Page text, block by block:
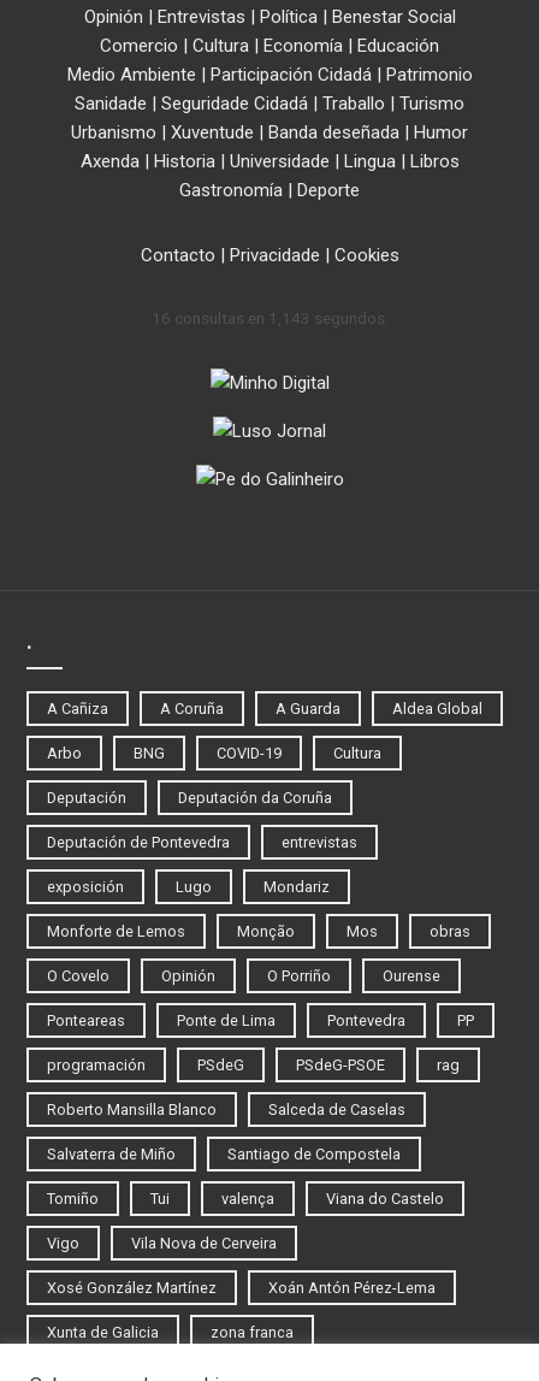
Opinión | Entrevistas | Política| Benestar Social
Comercio | Cultura | Economía | Educación
Medio Ambiente | Participación Cidadá| Patrimonio
Sanidade | Seguridade Cidadá | Traballo | Turismo
Urbanismo | Xuventude | Banda deseñada | Humor
Axenda| Historia| Universidade | Lingua| Libros
Gastronomía | Deporte
Contacto | Privacidade | Cookies
16 consultas en 1,143 segundos.
.
A Cañiza A Coruña A Guarda Aldea Global
Arbo BNG COVID-19 Cultura
Deputación Deputación da Coruña
Deputación de Pontevedra entrevistas
exposición Lugo Mondariz
Monforte de Lemos Monção Mos obras
O Covelo Opinión O Porriño Ourense
Ponteareas Ponte de Lima Pontevedra PP
programación PSdeG PSdeG-PSOE rag
Roberto Mansilla Blanco Salceda de Caselas
Salvaterra de Miño Santiago de Compostela
Tomiño Tui valença Viana do Castelo
Vigo Vila Nova de Cerveira
Xosé González Martínez Xoán Antón Pérez-Lema
Xunta de Galicia zona franca